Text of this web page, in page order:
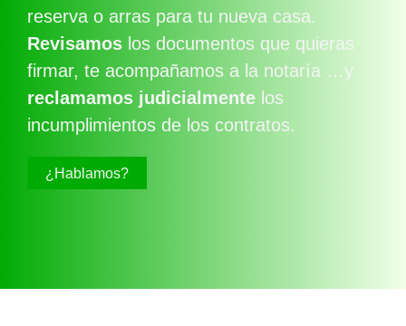
reserva o arras para tu nueva casa.
Revisamos los documentos que quieras
firmar, te acompañamos a la notaría …y
reclamamos judicialmente los
incumplimientos de los contratos.
¿Hablamos?